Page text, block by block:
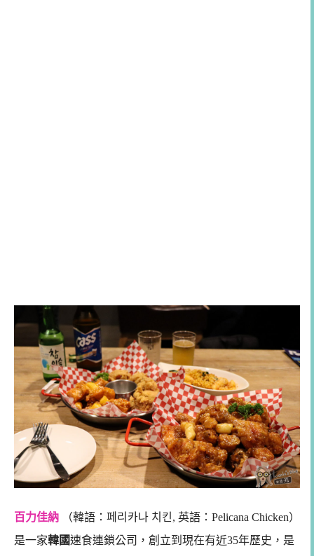
百力佳納
（韓語：페리카나 치킨, 英語：Pelicana Chicken）
是一家韓國速食連鎖公司，創立到現在有近35年歷史，是